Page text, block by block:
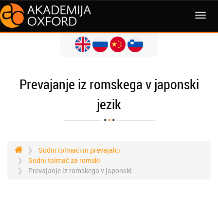
MENI
Prevajanje iz romskega v japonski
jezik
Sodni tolmači in prevajalci
Sodni tolmač za romski
Prevajanje iz romskega v japonski